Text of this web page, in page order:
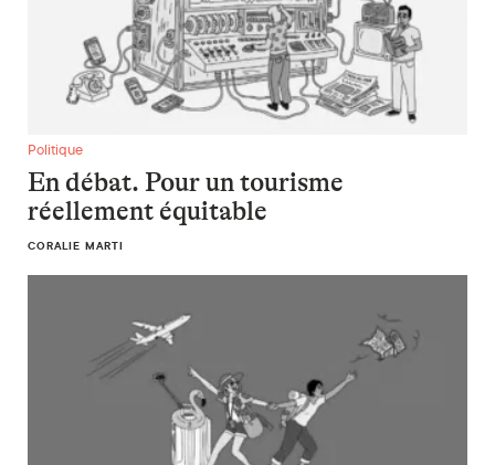
En débat. Pour un tourisme réellement équitable
Politique
En débat. Pour un tourisme
réellement équitable
CORALIE MARTI